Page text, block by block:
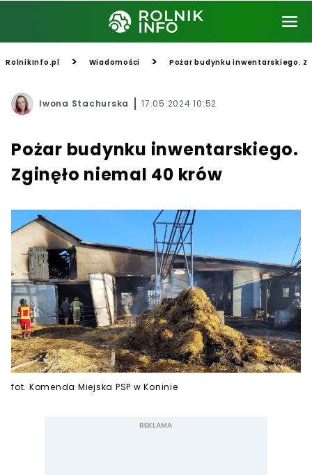
RolnikInfo.pl > Wiadomości > Pożar budynku inwentarskiego.
Iwona Stachurska 17.05.2024 10:52
Pożar budynku inwentarskiego.
Zginęło niemal 40 krów
fot. Komenda Miejska PSP w Koninie